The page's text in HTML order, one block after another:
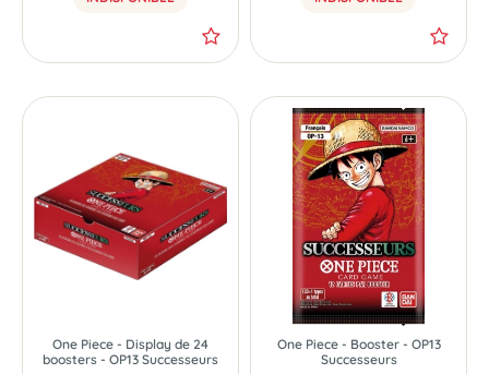
One Piece - Display de 24
boosters - OP13 Successeurs
One Piece - Booster - OP13
Successeurs